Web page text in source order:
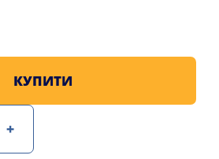
+
КУПИТИ